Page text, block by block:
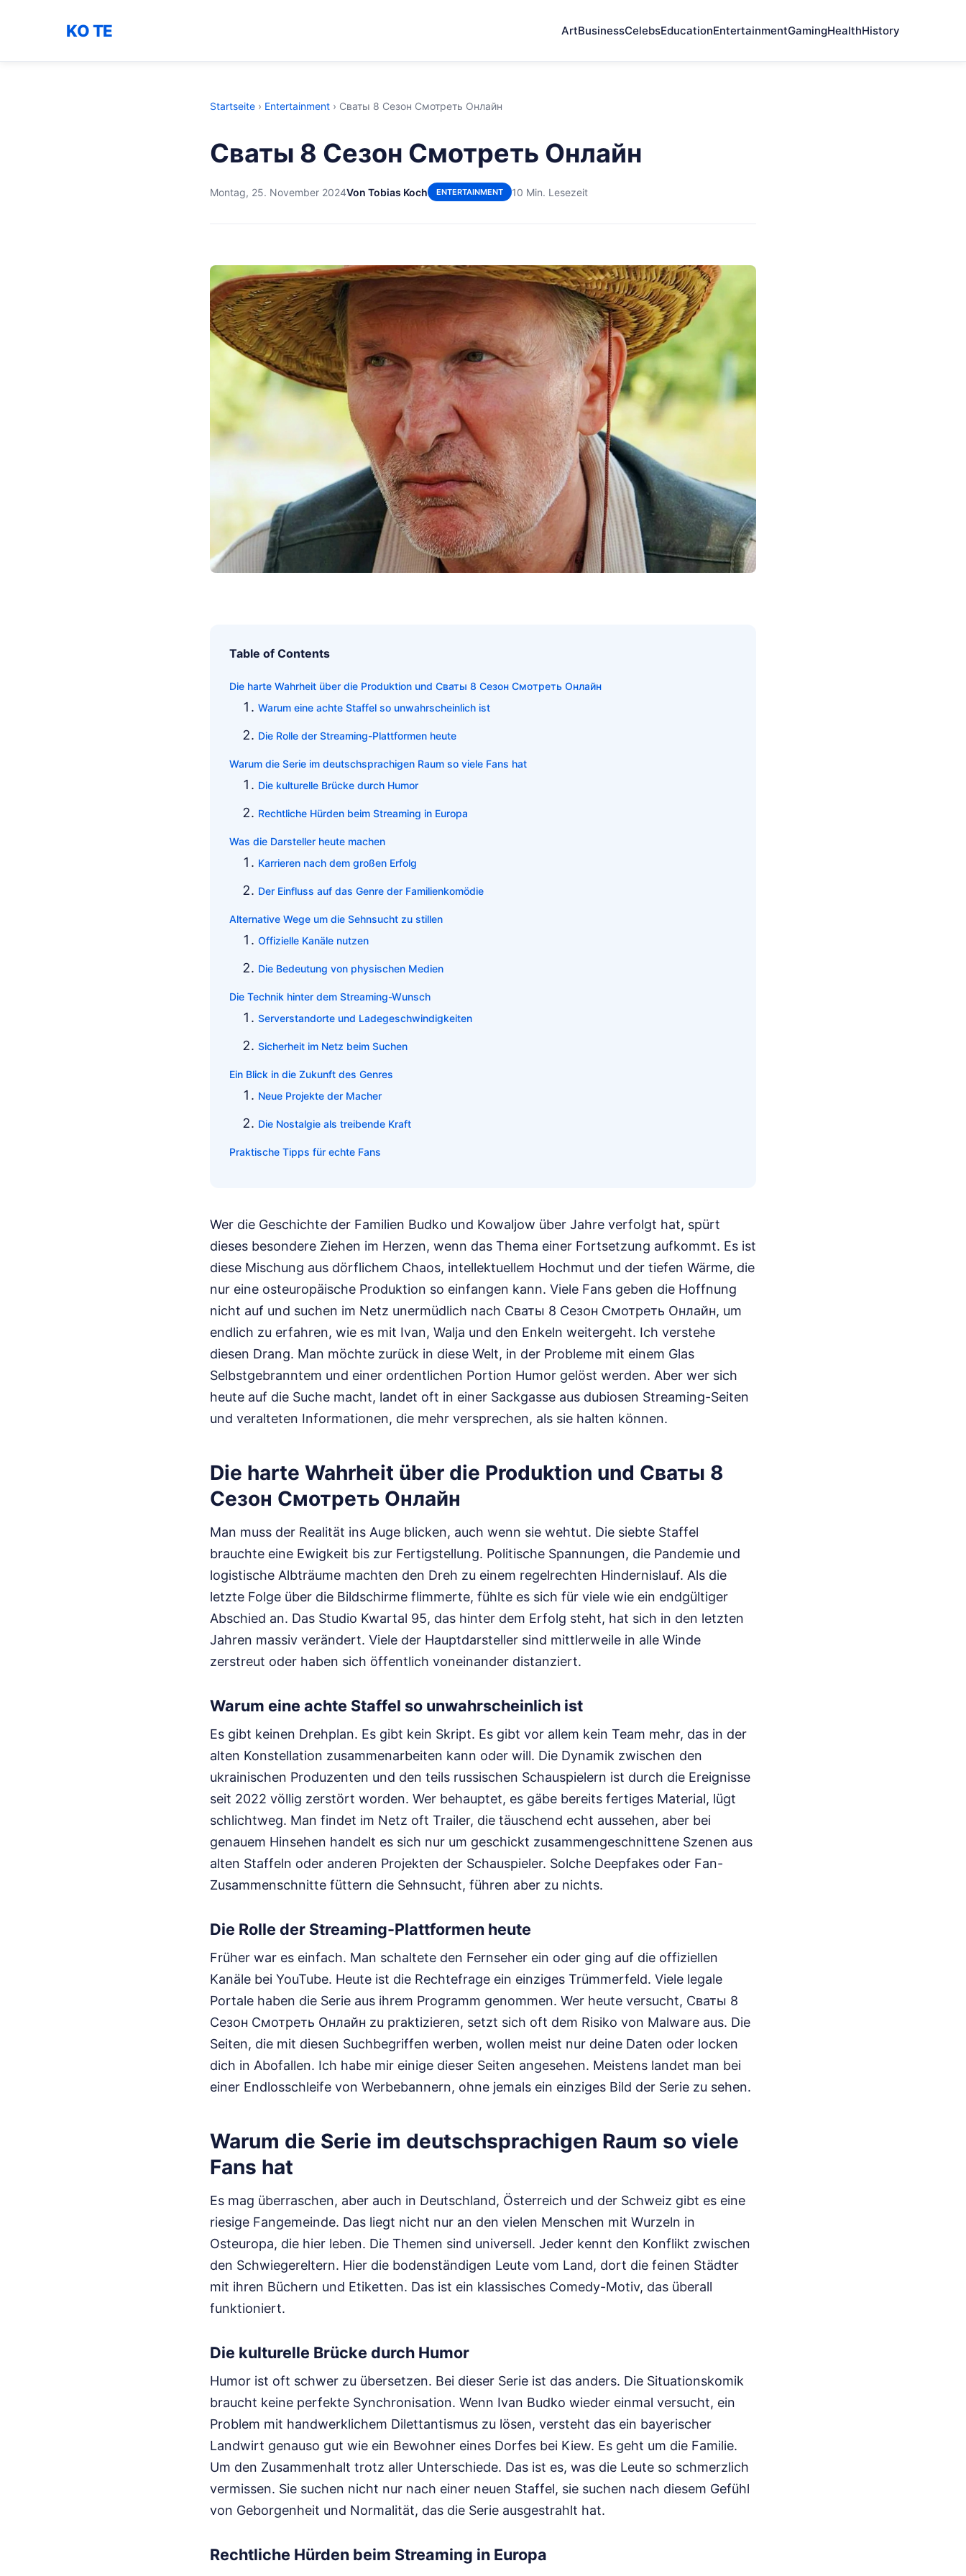
KO TE ArtBusinessCelebsEducationEntertainmentGamingHealthHistory
Startseite › Entertainment › Сваты 8 Сезон Смотреть Онлайн
Сваты 8 Сезон Смотреть Онлайн
Montag, 25. November 2024Von Tobias Koch ENTERTAINMENT 10 Min. Lesezeit
Table of Contents
Die harte Wahrheit über die Produktion und Сваты 8 Сезон Смотреть Онлайн
Warum eine achte Staffel so unwahrscheinlich ist
Die Rolle der Streaming-Plattformen heute
Warum die Serie im deutschsprachigen Raum so viele Fans hat
Die kulturelle Brücke durch Humor
Rechtliche Hürden beim Streaming in Europa
Was die Darsteller heute machen
Karrieren nach dem großen Erfolg
Der Einfluss auf das Genre der Familienkomödie
Alternative Wege um die Sehnsucht zu stillen
Offizielle Kanäle nutzen
Die Bedeutung von physischen Medien
Die Technik hinter dem Streaming-Wunsch
Serverstandorte und Ladegeschwindigkeiten
Sicherheit im Netz beim Suchen
Ein Blick in die Zukunft des Genres
Neue Projekte der Macher
Die Nostalgie als treibende Kraft
Praktische Tipps für echte Fans
Wer die Geschichte der Familien Budko und Kowaljow über Jahre verfolgt hat, spürt
dieses besondere Ziehen im Herzen, wenn das Thema einer Fortsetzung aufkommt. Es ist
diese Mischung aus dörflichem Chaos, intellektuellem Hochmut und der tiefen Wärme, die
nur eine osteuropäische Produktion so einfangen kann. Viele Fans geben die Hoffnung
nicht auf und suchen im Netz unermüdlich nach Сваты 8 Сезон Смотреть Онлайн, um
endlich zu erfahren, wie es mit Ivan, Walja und den Enkeln weitergeht. Ich verstehe
diesen Drang. Man möchte zurück in diese Welt, in der Probleme mit einem Glas
Selbstgebranntem und einer ordentlichen Portion Humor gelöst werden. Aber wer sich
heute auf die Suche macht, landet oft in einer Sackgasse aus dubiosen Streaming-Seiten
und veralteten Informationen, die mehr versprechen, als sie halten können.
Die harte Wahrheit über die Produktion und Сваты 8
Сезон Смотреть Онлайн
Man muss der Realität ins Auge blicken, auch wenn sie wehtut. Die siebte Staffel
brauchte eine Ewigkeit bis zur Fertigstellung. Politische Spannungen, die Pandemie und
logistische Albträume machten den Dreh zu einem regelrechten Hindernislauf. Als die
letzte Folge über die Bildschirme flimmerte, fühlte es sich für viele wie ein endgültiger
Abschied an. Das Studio Kwartal 95, das hinter dem Erfolg steht, hat sich in den letzten
Jahren massiv verändert. Viele der Hauptdarsteller sind mittlerweile in alle Winde
zerstreut oder haben sich öffentlich voneinander distanziert.
Warum eine achte Staffel so unwahrscheinlich ist
Es gibt keinen Drehplan. Es gibt kein Skript. Es gibt vor allem kein Team mehr, das in der
alten Konstellation zusammenarbeiten kann oder will. Die Dynamik zwischen den
ukrainischen Produzenten und den teils russischen Schauspielern ist durch die Ereignisse
seit 2022 völlig zerstört worden. Wer behauptet, es gäbe bereits fertiges Material, lügt
schlichtweg. Man findet im Netz oft Trailer, die täuschend echt aussehen, aber bei
genauem Hinsehen handelt es sich nur um geschickt zusammengeschnittene Szenen aus
alten Staffeln oder anderen Projekten der Schauspieler. Solche Deepfakes oder Fan-
Zusammenschnitte füttern die Sehnsucht, führen aber zu nichts.
Die Rolle der Streaming-Plattformen heute
Früher war es einfach. Man schaltete den Fernseher ein oder ging auf die offiziellen
Kanäle bei YouTube. Heute ist die Rechtefrage ein einziges Trümmerfeld. Viele legale
Portale haben die Serie aus ihrem Programm genommen. Wer heute versucht, Сваты 8
Сезон Смотреть Онлайн zu praktizieren, setzt sich oft dem Risiko von Malware aus. Die
Seiten, die mit diesen Suchbegriffen werben, wollen meist nur deine Daten oder locken
dich in Abofallen. Ich habe mir einige dieser Seiten angesehen. Meistens landet man bei
einer Endlosschleife von Werbebannern, ohne jemals ein einziges Bild der Serie zu sehen.
Warum die Serie im deutschsprachigen Raum so viele
Fans hat
Es mag überraschen, aber auch in Deutschland, Österreich und der Schweiz gibt es eine
riesige Fangemeinde. Das liegt nicht nur an den vielen Menschen mit Wurzeln in
Osteuropa, die hier leben. Die Themen sind universell. Jeder kennt den Konflikt zwischen
den Schwiegereltern. Hier die bodenständigen Leute vom Land, dort die feinen Städter
mit ihren Büchern und Etiketten. Das ist ein klassisches Comedy-Motiv, das überall
funktioniert.
Die kulturelle Brücke durch Humor
Humor ist oft schwer zu übersetzen. Bei dieser Serie ist das anders. Die Situationskomik
braucht keine perfekte Synchronisation. Wenn Ivan Budko wieder einmal versucht, ein
Problem mit handwerklichem Dilettantismus zu lösen, versteht das ein bayerischer
Landwirt genauso gut wie ein Bewohner eines Dorfes bei Kiew. Es geht um die Familie.
Um den Zusammenhalt trotz aller Unterschiede. Das ist es, was die Leute so schmerzlich
vermissen. Sie suchen nicht nur nach einer neuen Staffel, sie suchen nach diesem Gefühl
von Geborgenheit und Normalität, das die Serie ausgestrahlt hat.
Rechtliche Hürden beim Streaming in Europa